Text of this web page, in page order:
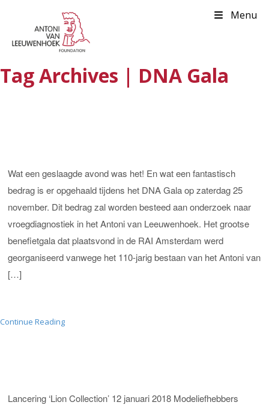
Menu
Tag Archives | DNA Gala
Wat een geslaagde avond was het! En wat een fantastisch
bedrag is er opgehaald tijdens het DNA Gala op zaterdag 25
november. Dit bedrag zal worden besteed aan onderzoek naar
vroegdiagnostiek in het Antoni van Leeuwenhoek. Het grootse
benefietgala dat plaatsvond in de RAI Amsterdam werd
georganiseerd vanwege het 110-jarig bestaan van het Antoni van
[…]
Continue Reading
Lancering ‘Lion Collection’ 12 januari 2018 Modeliefhebbers